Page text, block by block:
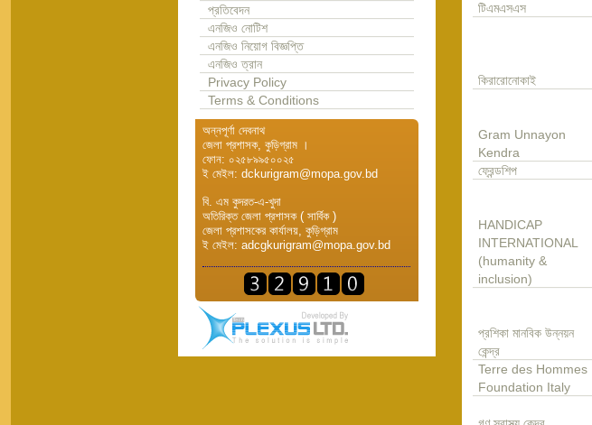
প্রতিবেদন
এনজিও নোটিশ
এনজিও নিয়োগ বিজ্ঞপ্তি
এনজিও ত্রান
Privacy Policy
Terms & Conditions
অন্নপূর্ণা দেবনাথ
জেলা প্রশাসক, কুড়িগ্রাম ।
ফোন: ০২৫৮৯৯৫০০২৫
ই মেইল: dckurigram@mopa.gov.bd
বি. এম কুদরত-এ-খুদা
অতিরিক্ত জেলা প্রশাসক ( সার্বিক )
জেলা প্রশাসকের কার্যালয়, কুড়িগ্রাম
ই মেইল: adcgkurigram@mopa.gov.bd
টিএমএসএস
কিরারোনোকাই
Gram Unnayon
Kendra
ফ্রেন্ডশিপ
HANDICAP
INTERNATIONAL
(humanity &
inclusion)
প্রশিকা মানবিক উন্নয়ন
কেন্দ্র
Terre des Hommes
Foundation Italy